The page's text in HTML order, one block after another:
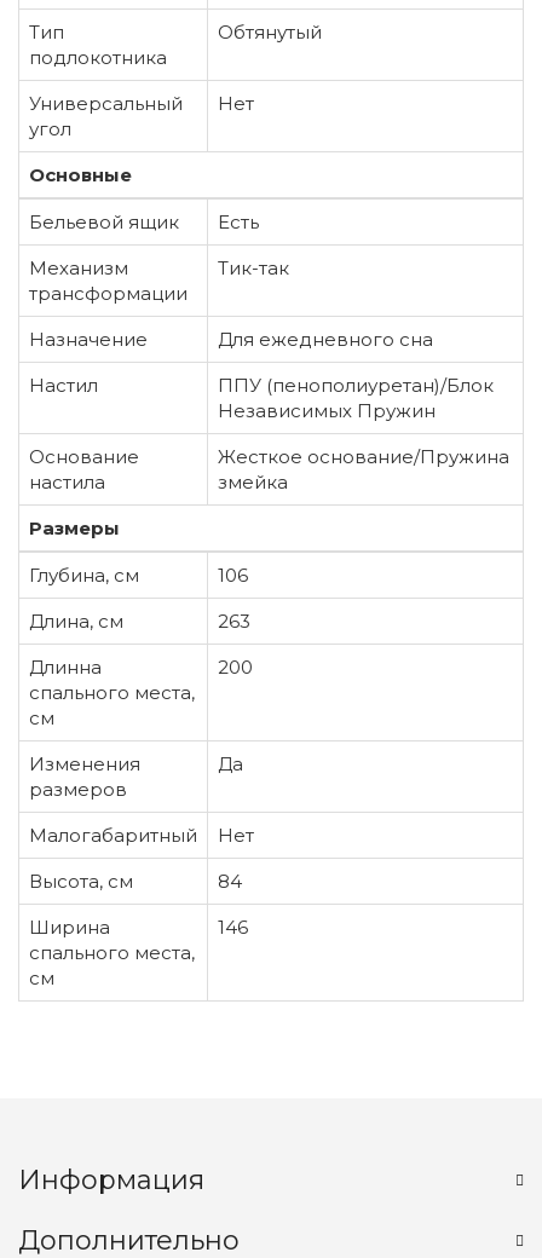
Тип
подлокотника
Обтянутый
Универсальный
угол
Нет
Основные
Бельевой ящик
Есть
Механизм
трансформации
Тик-так
Назначение
Для ежедневного сна
Настил
ППУ (пенополиуретан)/Блок
Независимых Пружин
Основание
настила
Жесткое основание/Пружина
змейка
Размеры
Глубина, см
106
Длина, см
263
Длинна
спального места,
см
200
Изменения
размеров
Да
Малогабаритный
Нет
Высота, см
84
Ширина
спального места,
см
146
Информация
Дополнительно